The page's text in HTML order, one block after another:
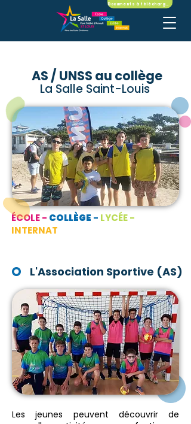
La Salle Saint-Louis
AS / UNSS au collège
ÉCOLE - COLLÈGE - LYCÉE -
INTERNAT
L'Association Sportive (AS)
Les jeunes peuvent découvrir de